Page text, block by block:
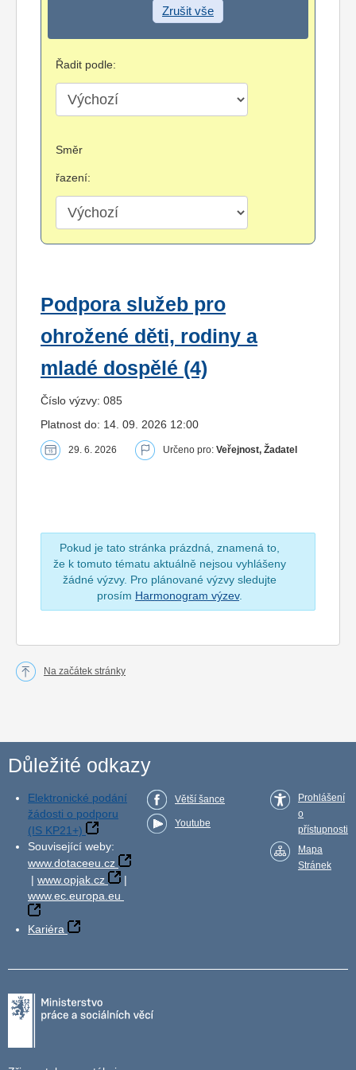
Zrušit vše
Řadit podle:
Směr
řazení:
Podpora služeb pro
ohrožené děti, rodiny a
mladé dospělé (4)
Číslo výzvy: 085
Platnost do: 14. 09. 2026 12:00
29. 6. 2026 Určeno pro: Veřejnost, Žadatel
Pokud je tato stránka prázdná, znamená to,
že k tomuto tématu aktuálně nejsou vyhlášeny
žádné výzvy. Pro plánované výzvy sledujte
prosím Harmonogram výzev.
Na začátek stránky
Důležité odkazy
Elektronické podání
žádosti o podporu
(IS KP21+)
Související weby:
www.dotaceeu.cz
| www.opjak.cz
|
www.ec.europa.eu
Kariéra
Větší šance
Youtube
Prohlášení
o
přístupnosti
Mapa
Stránek